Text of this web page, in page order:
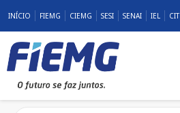
INÍCIO FIEMG CIEMG SESI SENAI IEL CIT